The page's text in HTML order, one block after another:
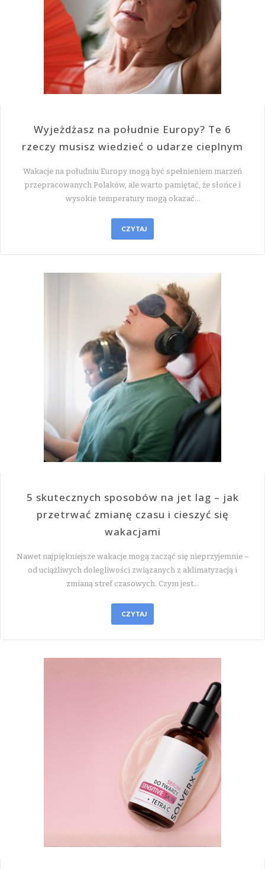
Wyjeżdżasz na południe Europy? Te 6
rzeczy musisz wiedzieć o udarze cieplnym
Wakacje na południu Europy mogą być spełnieniem marzeń
przepracowanych Polaków, ale warto pamiętać, że słońce i
wysokie temperatury mogą okazać…
CZYTAJ
5 skutecznych sposobów na jet lag – jak
przetrwać zmianę czasu i cieszyć się
wakacjami
Nawet najpiękniejsze wakacje mogą zacząć się nieprzyjemnie –
od uciążliwych dolegliwości związanych z aklimatyzacją i
zmianą stref czasowych. Czym jest…
CZYTAJ